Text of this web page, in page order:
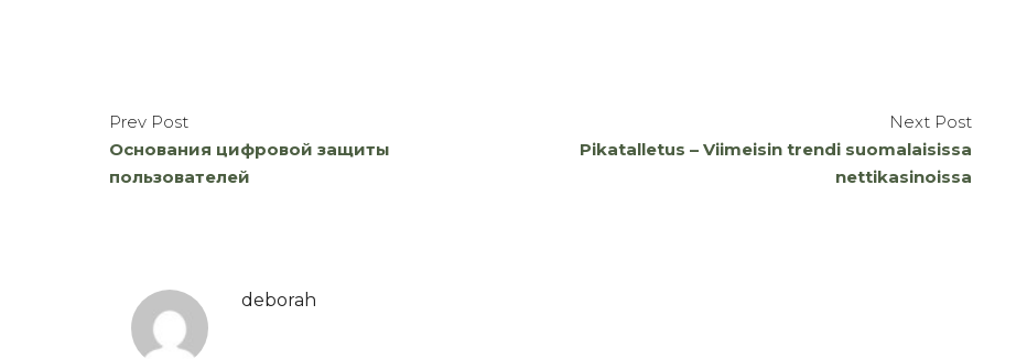
Prev Post
Основания цифровой защиты
пользователей
Next Post
Pikatalletus – Viimeisin trendi suomalaisissa
nettikasinoissa
deborah